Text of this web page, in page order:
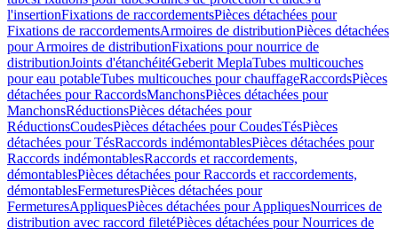
l'insertionFixations de raccordementsPièces détachées pour
Fixations de raccordementsArmoires de distributionPièces détachées
pour Armoires de distributionFixations pour nourrice de
distributionJoints d'étanchéitéGeberit MeplaTubes multicouches
pour eau potableTubes multicouches pour chauffageRaccordsPièces
détachées pour RaccordsManchonsPièces détachées pour
ManchonsRéductionsPièces détachées pour
RéductionsCoudesPièces détachées pour CoudesTésPièces
détachées pour TésRaccords indémontablesPièces détachées pour
Raccords indémontablesRaccords et raccordements,
démontablesPièces détachées pour Raccords et raccordements,
démontablesFermeturesPièces détachées pour
FermeturesAppliquesPièces détachées pour AppliquesNourrices de
distribution avec raccord filetéPièces détachées pour Nourrices de